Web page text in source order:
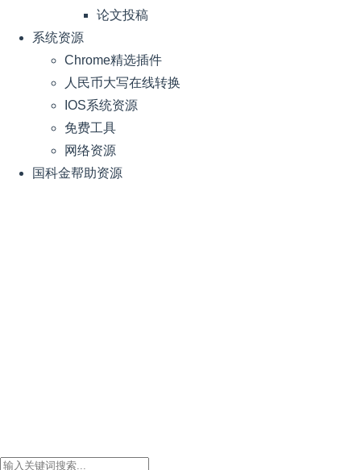
论文投稿
系统资源
Chrome精选插件
人民币大写在线转换
IOS系统资源
免费工具
网络资源
国科金帮助资源